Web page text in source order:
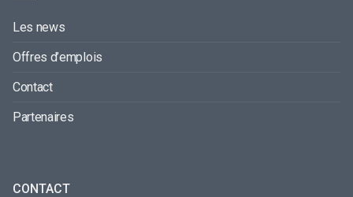
Les news
Offres d’emplois
Contact
Partenaires
CONTACT